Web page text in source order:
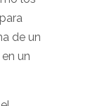
de un
un